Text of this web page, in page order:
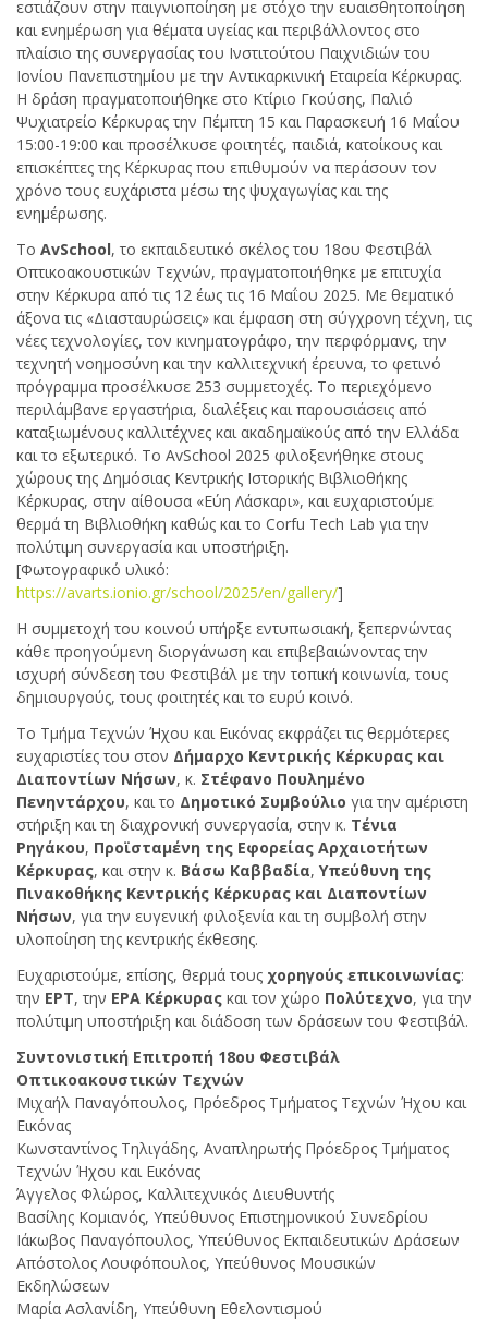
εστιάζουν στην παιγνιοποίηση με στόχο την ευαισθητοποίηση
και ενημέρωση για θέματα υγείας και περιβάλλοντος στο
πλαίσιο της συνεργασίας του Ινστιτούτου Παιχνιδιών του
Ιονίου Πανεπιστημίου με την Αντικαρκινική Εταιρεία Κέρκυρας.
Η δράση πραγματοποιήθηκε στο Κτίριο Γκούσης, Παλιό
Ψυχιατρείο Κέρκυρας την Πέμπτη 15 και Παρασκευή 16 Μαΐου
15:00-19:00 και προσέλκυσε φοιτητές, παιδιά, κατοίκους και
επισκέπτες της Κέρκυρας που επιθυμούν να περάσουν τον
χρόνο τους ευχάριστα μέσω της ψυχαγωγίας και της
ενημέρωσης.
Το AvSchool, το εκπαιδευτικό σκέλος του 18ου Φεστιβάλ
Οπτικοακουστικών Τεχνών, πραγματοποιήθηκε με επιτυχία
στην Κέρκυρα από τις 12 έως τις 16 Μαΐου 2025. Με θεματικό
άξονα τις «Διασταυρώσεις» και έμφαση στη σύγχρονη τέχνη, τις
νέες τεχνολογίες, τον κινηματογράφο, την περφόρμανς, την
τεχνητή νοημοσύνη και την καλλιτεχνική έρευνα, το φετινό
πρόγραμμα προσέλκυσε 253 συμμετοχές. Το περιεχόμενο
περιλάμβανε εργαστήρια, διαλέξεις και παρουσιάσεις από
καταξιωμένους καλλιτέχνες και ακαδημαϊκούς από την Ελλάδα
και το εξωτερικό. Το AvSchool 2025 φιλοξενήθηκε στους
χώρους της Δημόσιας Κεντρικής Ιστορικής Βιβλιοθήκης
Κέρκυρας, στην αίθουσα «Εύη Λάσκαρι», και ευχαριστούμε
θερμά τη Βιβλιοθήκη καθώς και το Corfu Tech Lab για την
πολύτιμη συνεργασία και υποστήριξη.
[Φωτογραφικό υλικό:
https://avarts.ionio.gr/school/2025/en/gallery/]
Η συμμετοχή του κοινού υπήρξε εντυπωσιακή, ξεπερνώντας
κάθε προηγούμενη διοργάνωση και επιβεβαιώνοντας την
ισχυρή σύνδεση του Φεστιβάλ με την τοπική κοινωνία, τους
δημιουργούς, τους φοιτητές και το ευρύ κοινό.
Το Τμήμα Τεχνών Ήχου και Εικόνας εκφράζει τις θερμότερες
ευχαριστίες του στον Δήμαρχο Κεντρικής Κέρκυρας και
Διαποντίων Νήσων, κ. Στέφανο Πουλημένο
Πενηντάρχου, και το Δημοτικό Συμβούλιο για την αμέριστη
στήριξη και τη διαχρονική συνεργασία, στην κ. Τένια
Ρηγάκου, Προϊσταμένη της Εφορείας Αρχαιοτήτων
Κέρκυρας, και στην κ. Βάσω Καββαδία, Υπεύθυνη της
Πινακοθήκης Κεντρικής Κέρκυρας και Διαποντίων
Νήσων, για την ευγενική φιλοξενία και τη συμβολή στην
υλοποίηση της κεντρικής έκθεσης.
Ευχαριστούμε, επίσης, θερμά τους χορηγούς επικοινωνίας:
την ΕΡΤ, την ΕΡΑ Κέρκυρας και τον χώρο Πολύτεχνο, για την
πολύτιμη υποστήριξη και διάδοση των δράσεων του Φεστιβάλ.
Συντονιστική Επιτροπή 18ου Φεστιβάλ
Οπτικοακουστικών Τεχνών
Μιχαήλ Παναγόπουλος, Πρόεδρος Τμήματος Τεχνών Ήχου και
Εικόνας
Κωνσταντίνος Τηλιγάδης, Αναπληρωτής Πρόεδρος Τμήματος
Τεχνών Ήχου και Εικόνας
Άγγελος Φλώρος, Καλλιτεχνικός Διευθυντής
Βασίλης Κομιανός, Υπεύθυνος Επιστημονικού Συνεδρίου
Ιάκωβος Παναγόπουλος, Υπεύθυνος Εκπαιδευτικών Δράσεων
Απόστολος Λουφόπουλος, Υπεύθυνος Μουσικών
Εκδηλώσεων
Μαρία Ασλανίδη, Υπεύθυνη Εθελοντισμού